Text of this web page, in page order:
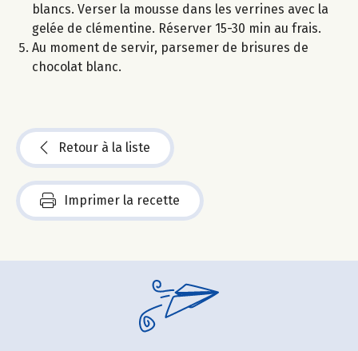
blancs. Verser la mousse dans les verrines avec la
gelée de clémentine. Réserver 15-30 min au frais.
Au moment de servir, parsemer de brisures de
chocolat blanc.
Retour à la liste
Imprimer la recette